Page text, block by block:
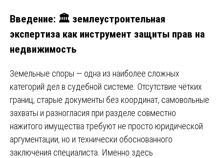
Введение: 🏛️ землеустроительная
экспертиза как инструмент защиты прав на
недвижимость
Земельные споры — одна из наиболее сложных
категорий дел в судебной системе. Отсутствие чётких
границ, старые документы без координат, самовольные
захваты и разногласия при разделе совместно
нажитого имущества требуют не просто юридической
аргументации, но и технически обоснованного
заключения специалиста. Именно здесь